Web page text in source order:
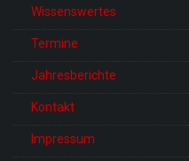
Wissenswertes
Termine
Jahresberichte
Kontakt
Impressum